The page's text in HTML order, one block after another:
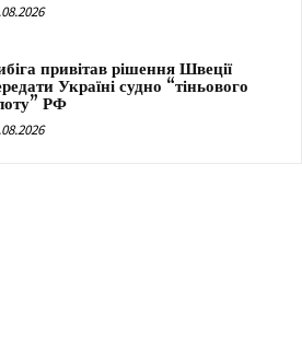
привітав рішення Швеції
Україні судно “тіньового
РФ